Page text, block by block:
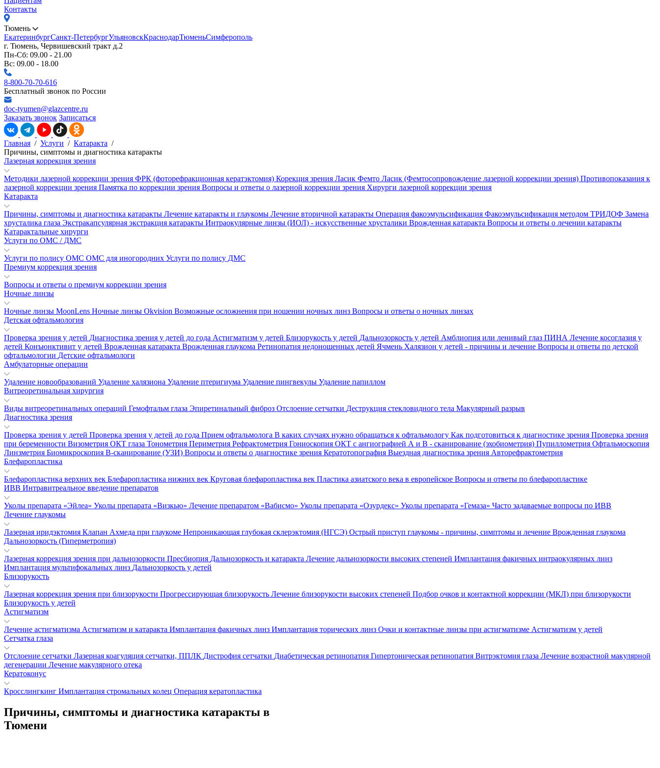
Контакты
Тюмень
ЕкатеринбургСанкт-ПетербургУльяновскКраснодарТюменьСимферополь
г. Тюмень, Червишевский тракт д.2
Пн-Сб: 09.00 - 21.00
Вс: 09.00 - 18.00
8-800-70-70-616
Бесплатный звонок по России
doc-tyumen@glazcentre.ru
Заказать звонок Записаться
Главная / Услуги / Катаракта /
Причины, симптомы и диагностика катаракты
Лазерная коррекция зрения
Методики лазерной коррекции зрения ФРК (фоторефракционная кератэктомия) Корекция зрения Ласик Фемто Ласик (Фемтосопровождение лазерной коррекции зрения) Противопоказания к
лазерной коррекции зрения Памятка по коррекции зрения Вопросы и ответы о лазерной коррекции зрения Хирурги лазерной коррекции зрения
Катаракта
Причины, симптомы и диагностика катаракты Лечение катаракты и глаукомы Лечение вторичной катаракты Операция факоэмульсификация Факоэмульсификация методом ТРИДОФ Замена
хрусталика глаза Экстракапсулярная экстракция катаракты Интраокулярные линзы (ИОЛ) - искусственные хрусталики Врожденная катаракта Вопросы и ответы о лечении катаракты
Катарактальные хирурги
Услуги по ОМС / ДМС
Услуги по полису ОМС ОМС для иногородних Услуги по полису ДМС
Премиум коррекция зрения
Вопросы и ответы о премиум коррекции зрения
Ночные линзы
Ночные линзы MoonLens Ночные линзы Okvision Возможные осложнения при ношении ночных линз Вопросы и ответы о ночных линзах
Детская офтальмология
Проверка зрения у детей Диагностика зрения у детей до года Астигматизм у детей Близорукость у детей Дальнозоркость у детей Амблиопия или ленивый глаз ПИНА Лечение косоглазия у
детей Конъюнктивит у детей Врожденная катаракта Врожденная глаукома Ретинопатия недоношенных детей Ячмень Халязион у детей - причины и лечение Вопросы и ответы по детской
офтальмологии Детские офтальмологи
Амбулаторные операции
Удаление новообразований Удаление халязиона Удаление птеригиума Удаление пингвекулы Удаление папиллом
Витреоретинальная хирургия
Виды витреоретинальных операций Гемофтальм глаза Эпиретинальный фиброз Отслоение сетчатки Деструкция стекловидного тела Макулярный разрыв
Диагностика зрения
Проверка зрения у детей Проверка зрения у детей до года Прием офтальмолога В каких случаях нужно обращаться к офтальмологу Как подготовиться к диагностике зрения Проверка зрения
при беременности Визометрия ОКТ глаза Тонометрия Периметрия Рефрактометрия Гониоскопия ОКТ с ангиографией А и В - сканирование (эхобиометрия) Пупиллометрия Офтальмоскопия
Линзметрия Биомикроскопия В-сканирование (УЗИ) Вопросы и ответы о диагностике зрения Кератотопография Выездная диагностика зрения Авторефрактометрия
Блефаропластика
Блефаропластика верхних век Блефаропластика нижних век Круговая блефаропластика век Пластика азиатского века в европейское Вопросы и ответы по блефаропластике
ИВВ Интравитреальное введение препаратов
Уколы препарата «Эйлеа» Уколы препарата «Визкью» Лечение препаратом «Вабисмо» Уколы препарата «Озурдекс» Уколы препарата «Гемаза» Часто задаваемые вопросы по ИВВ
Лечение глаукомы
Лазерная иридэктомия Клапан Ахмеда при глаукоме Непроникающая глубокая склерэктомия (НГСЭ) Острый приступ глаукомы - причины, симптомы и лечение Врожденная глаукома
Дальнозоркость (Гиперметропия)
Лазерная коррекция зрения при дальнозоркости Пресбиопия Дальнозоркость и катаракта Лечение дальнозоркости высоких степеней Имплантация факичных интраокулярных линз
Имплантация мультифокальных линз Дальнозоркость у детей
Близорукость
Лазерная коррекция зрения при близорукости Прогрессирующая близорукость Лечение близорукости высоких степеней Подбор очков и контактной коррекции (МКЛ) при близорукости
Близорукость у детей
Астигматизм
Лечение астигматизма Астигматизм и катаракта Имплантация факичных линз Имплантация торических линз Очки и контактные линзы при астигматизме Астигматизм у детей
Сетчатка глаза
Отслоение сетчатки Лазерная коагуляция сетчатки, ППЛК Дистрофия сетчатки Диабетическая ретинопатия Гипертоническая ретинопатия Витрэктомия глаза Лечение возрастной макулярной
дегенерации Лечение макулярного отека
Кератоконус
Кросслингкинг Имплантация стромальных колец Операция кератопластика
Причины, симптомы и диагностика катаракты в
Тюмени